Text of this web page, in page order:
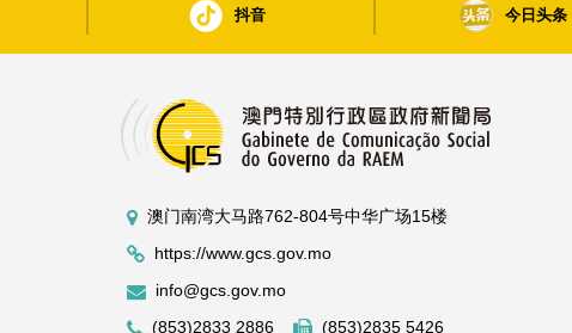
抖音 今日头条
澳门南湾大马路762-804号中华广场15楼
https://www.gcs.gov.mo
info@gcs.gov.mo
(853)2833 2886
(853)2835 5426